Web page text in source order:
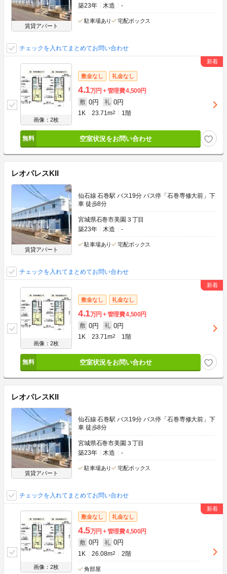
賃貸アパート
築23年
木造 -
駐車場あり 宅配ボックス
チェックを入れてまとめてお問い合わせ
画像：2枚
敷金なし 礼金なし
4.1万円 管理費4,500円
敷 0円 礼 0円
1K 23.71m2 1階
空室状況をお問い合わせ
レオパレスKII
賃貸アパート
仙石線 石巻駅 バス19分 バス停「石巻専修大前」下
車 徒歩8分
宮城県石巻市美園３丁目
築23年
木造 -
駐車場あり 宅配ボックス
チェックを入れてまとめてお問い合わせ
画像：2枚
敷金なし 礼金なし
4.1万円 管理費4,500円
敷 0円 礼 0円
1K 23.71m2 1階
空室状況をお問い合わせ
レオパレスKII
賃貸アパート
仙石線 石巻駅 バス19分 バス停「石巻専修大前」下
車 徒歩8分
宮城県石巻市美園３丁目
築23年
木造 -
駐車場あり 宅配ボックス
チェックを入れてまとめてお問い合わせ
画像：2枚
敷金なし 礼金なし
4.5万円 管理費4,500円
敷 0円 礼 0円
1K 26.08m2 2階
角部屋